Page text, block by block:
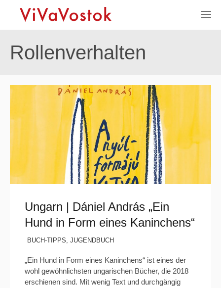
Rollenverhalten
Ungarn | Dániel András „Ein
Hund in Form eines Kaninchens“
BUCH-TIPPS, JUGENDBUCH
„Ein Hund in Form eines Kaninchens“ ist eines der
wohl gewöhnlichsten ungarischen Bücher, die 2018
erschienen sind. Mit wenig Text und durchgängig